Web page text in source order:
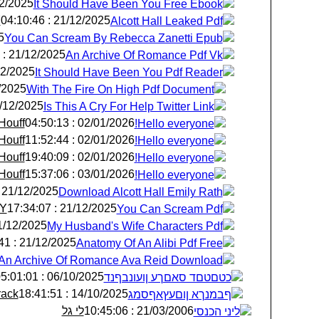
It Should Have Been You Free Ebook
: 03:00:45
Alcott Hall Leaked Pdf
21/12/2025 : 04:10:46
You Can Scream By Rebecca Zanetti Epub
An Archive Of Romance Pdf Vk
21/12/2025 : 07:20:01
It Should Have Been You Pdf Reader
: 12:08:49
With The Fire On High Pdf Document
06:06:35
Is This A Cry For Help Twitter Link
2025 : 07:42:10
Hello everyone!
02/01/2026 : 04:50:13
Hello everyone!
02/01/2026 : 11:52:44
Hello everyone!
02/01/2026 : 19:40:09
Hello everyone!
03/01/2026 : 15:37:06
Download Alcott Hall Emily Rath
21/12/2025 : 14:48:30
You Can Scream Pdf
21/12/2025 : 17:34:07
My Husband's Wife Characters Pdf
2025 : 17:54:18
Anatomy Of An Alibi Pdf Free
21/12/2025 : 19:44:41
Archive Of Romance Ava Reid Download
ֺכטםטםד סאםךע ןועונבףנד06/10/2025 : 05:01:01
ףבמנךא ןוםעץאףסמג14/10/2025 : 18:41:51
ליני הכנסי21/03/2006 : 10:45:06 לי גל